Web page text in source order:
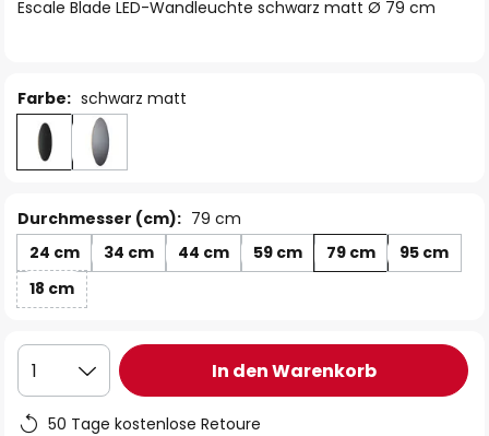
Escale Blade LED-Wandleuchte schwarz matt Ø 79 cm
Farbe: schwarz matt
Durchmesser (cm): 79 cm
24 cm
34 cm 44 cm 59 cm 79 cm
95 cm
18 cm
1 In den Warenkorb
50 Tage kostenlose Retoure